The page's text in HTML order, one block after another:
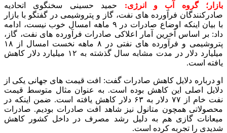
بازار؛ گروه آب و انرژی: حمید حسینی سخنگوی اتحادیه
صادرکنندگان فرآورده های نفت، گاز و پتروشیمی در گفتگو با بازار
با بیان اینکه اوضاع صادرات در ۹ ماهه امسال خوب نیست، ادامه
داد: بر اساس آخرین آمار اعلاکی صادرات فرآورده های نفت، گاز،
پتروشیمی و فرآورده های نفتی در ۸ ماهه نخست امسال از ۱۸
میلیارد دلار در مدت مشابه سال گذشته به ۱۲ میلیارد دلار کاهش
یافته است.
او درباره دلایل کاهش صادرات گفت: افت قیمت های جهانی یکی از
دلایل اصلی این کاهش بوده است. به عنوان مثال متوسط قیمت
نفت خام از ۷۷ دلار به ۶۳ دلار کاهش یافته است. ضمن اینکه در
محصولاتی همچون متانول نیز شاهد افت صادرات بودیم. صادرات
میعانات گازی هم به دلیل رشد مصرف در داخل کشور کاهش
شدیدی را تجربه کرده است.